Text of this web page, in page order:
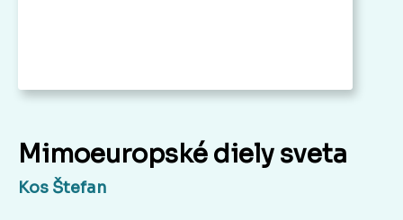
Mimoeuropské diely sveta
Kos Štefan